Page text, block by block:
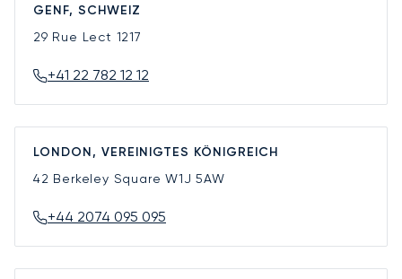
GENF, SCHWEIZ
29 Rue Lect 1217
+41 22 782 12 12
LONDON, VEREINIGTES KÖNIGREICH
42 Berkeley SquareW1J 5AW
+44 2074 095 095